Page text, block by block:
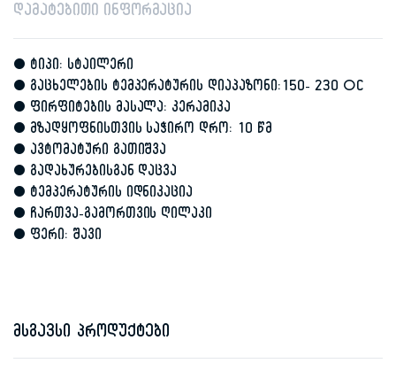
დამატებითი ინფორმაცია
• ტიპი: სტაილერი
• გაცხელების ტემპერატურის დიაპაზონი:150- 230 °C
• ფირფიტების მასალა: კერამიკა
• მზადყოფნისთვის საჭირო დრო: 10 წმ
• ავტომატური გათიშვა
• გადახურებისგან დაცვა
• ტემპერატურის იდნიკაცია
• ჩართვა-გამორთვის ღილაკი
• ფერი: შავი
მსგავსი პროდუქტები